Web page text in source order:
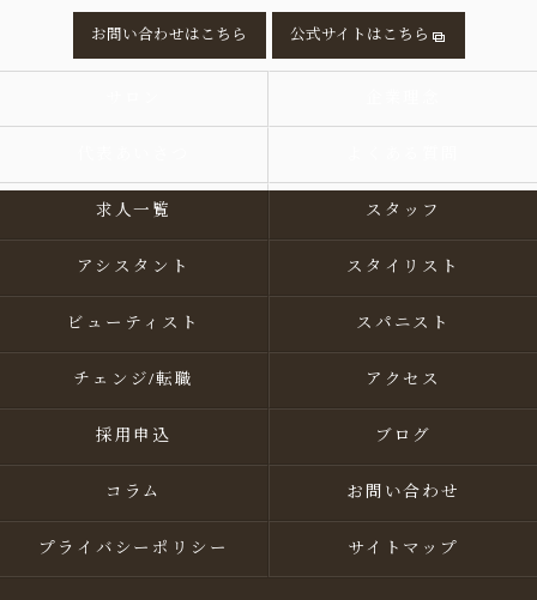
お問い合わせはこちら 公式サイトはこちら
求人一覧 スタッフ
アシスタント スタイリスト
ビューティスト スパニスト
チェンジ/転職 アクセス
採用申込 ブログ
コラム お問い合わせ
プライバシーポリシー サイトマップ